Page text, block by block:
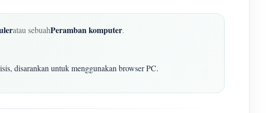
atau sebuahPeramban komputer.
disarankan untuk menggunakan browser PC.